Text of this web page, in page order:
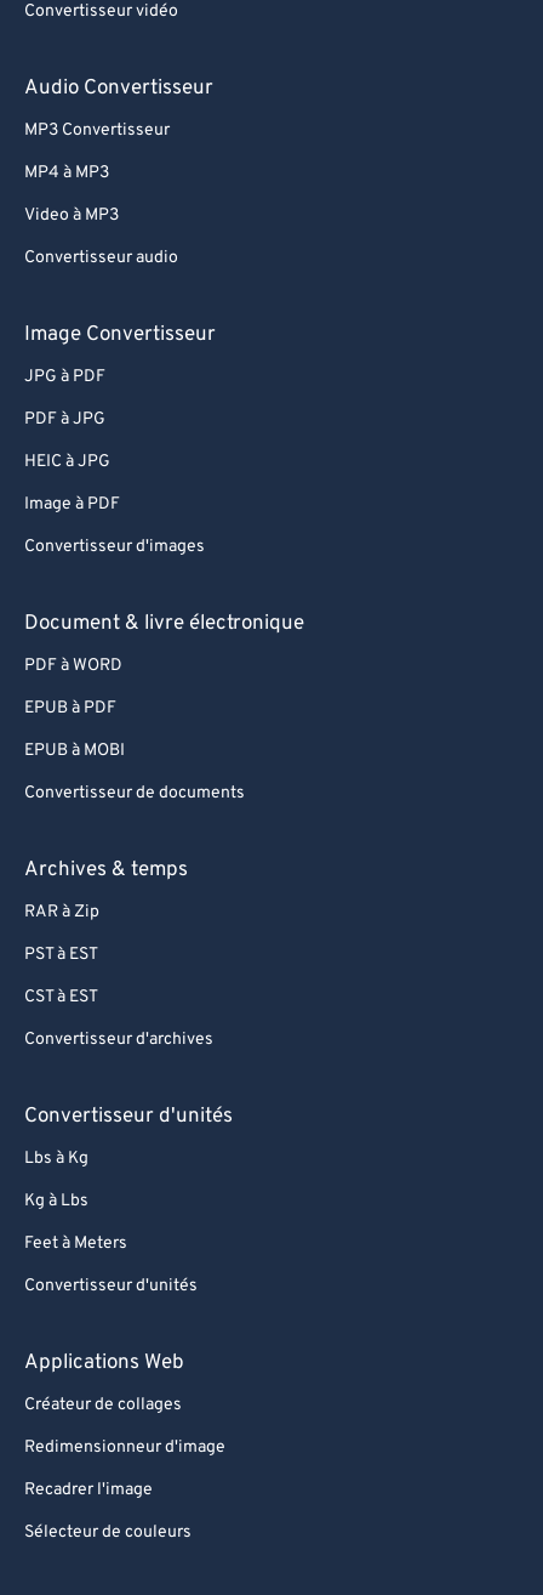
Convertisseur vidéo
Audio Convertisseur
MP3 Convertisseur
MP4 à MP3
Video à MP3
Convertisseur audio
Image Convertisseur
JPG à PDF
PDF à JPG
HEIC à JPG
Image à PDF
Convertisseur d'images
Document & livre électronique
PDF à WORD
EPUB à PDF
EPUB à MOBI
Convertisseur de documents
Archives & temps
RAR à Zip
PST à EST
CST à EST
Convertisseur d'archives
Convertisseur d'unités
Lbs à Kg
Kg à Lbs
Feet à Meters
Convertisseur d'unités
Applications Web
Créateur de collages
Redimensionneur d'image
Recadrer l'image
Sélecteur de couleurs